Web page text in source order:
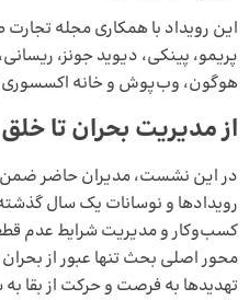
این رویداد با همکاری مجله تجارت
پریمو، پینکی، دیوید جونز،
هوگون، وب‌پوش و خانه اکسسوری
از مدیریت بحران تا
در این نشست، مدیران حاضر ضمن
رویدادها و نوسانات یک سال
کسب‌وکار و مدیریت شرایط عدم
محور اصلی بحث تنها عبور از
تهدیدها به فرصت و حرکت از بقا